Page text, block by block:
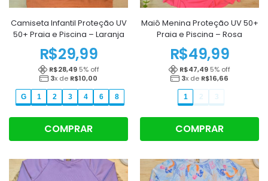
Camiseta Infantil Proteção UV
50+ Praia e Piscina – Laranja
R$29,99
R$28,49 5% off
3x de R$10,00
G 1 2 3 4 6 8
COMPRAR
Maiô Menina Proteção UV 50+
Praia e Piscina – Rosa
R$49,99
R$47,49 5% off
3x de R$16,66
1 2 3
COMPRAR